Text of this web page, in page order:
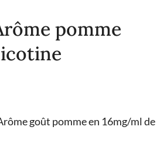
pomme
goût pomme en 16mg/ml de